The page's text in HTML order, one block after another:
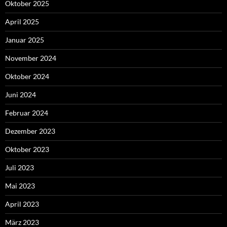
Oktober 2025
April 2025
Januar 2025
November 2024
Oktober 2024
Juni 2024
Februar 2024
Dezember 2023
Oktober 2023
Juli 2023
Mai 2023
April 2023
März 2023